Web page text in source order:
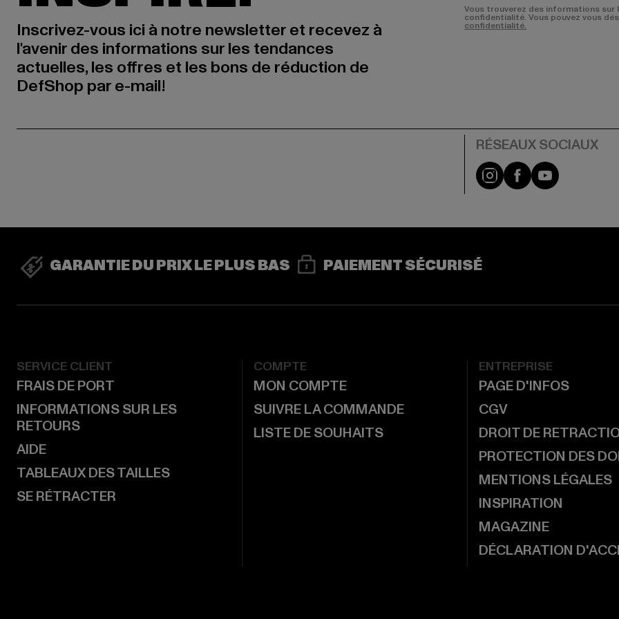
Inscrivez-vous ici à notre newsletter et recevez à
l'avenir des informations sur les tendances
actuelles, les offres et les bons de réduction de
DefShop par e-mail!
Vous trouverez des informations
confidentialité. Vous pouvez vous
confidentialité.
Visit our Instagram
Visit ourVisit our
GARANTIE DU PRIX LE PLUS BAS PAIEMENT SÉCURISÉ
SERVICE CLIENT
FRAIS DE PORT
INFORMATIONS SUR LES
RETOURS
AIDE
TABLEAUX DES TAILLES
SE RÉTRACTER
COMPTE
MON COMPTE
SUIVRE LA COMMANDE
LISTE DE SOUHAITS
ENTREPRISE
PAGE D'INFOS
CGV
DROIT DE
PROTECTION DES
MENTIONS LÉGALES
INSPIRATION
MAGAZINE
DÉCLARATION